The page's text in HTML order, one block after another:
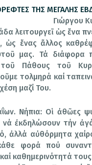
ΤΗΣ ΜΕΓΑΛΗΣ
Γιώργου
λειτουργεῖ ὡς ἕνα
ὡς ἕνας ἄλλος
μας. Τά διάφορα
τοῦ Πάθους τοῦ
τολμηρά καί
μαζί Του.
Νήπια: Οἱ ἀθῶες
νά ἐκδηλώσουν τήν
ἀλλά αὐθόρμητα
φορά πού
καθημερινότητά